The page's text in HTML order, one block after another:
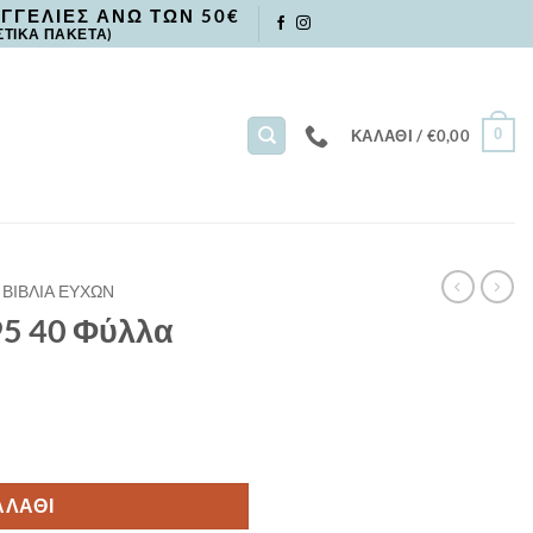
ΑΝΩ ΤΩΝ 50€
ΠΑΚΕΤΑ)
ΚΑΛΆΘΙ / €0,00 0
ΒΙΒΛΙΑ ΕΥΧΩΝ
40 Φύλλα